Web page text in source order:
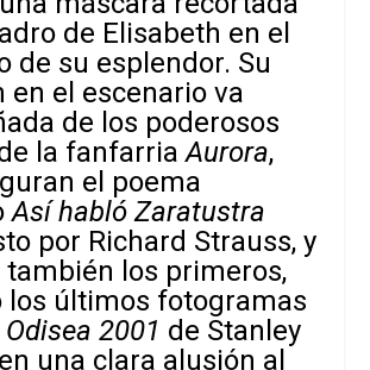
de Elisabeth en el
de su esplendor. Su
en el escenario va
de los poderosos
la fanfarriaAurora,
el poema
Así habló Zaratustra
por Richard Strauss, y
también los primeros,
los últimos fotogramas
Odisea 2001 de Stanley
una clara alusión al